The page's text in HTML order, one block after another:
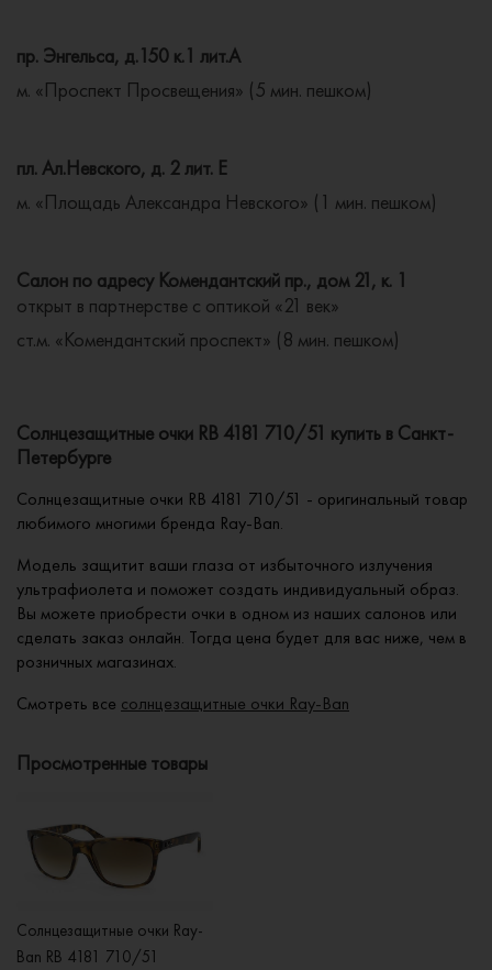
пр. Энгельса, д.150 к.1 лит.А
м. «Проспект Просвещения» (5 мин. пешком)
пл. Ал.Невского, д. 2 лит. Е
м. «Площадь Александра Невского» (1 мин. пешком)
Салон по адресу Комендантский пр., дом 21, к. 1
открыт в партнерстве с оптикой «21 век»
ст.м. «Комендантский проспект» (8 мин. пешком)
Солнцезащитные очки RB 4181 710/51 купить в Санкт-
Петербурге
Солнцезащитные очки RB 4181 710/51 - оригинальный товар
любимого многими бренда Ray-Ban.
Модель защитит ваши глаза от избыточного излучения
ультрафиолета и поможет создать индивидуальный образ.
Вы можете приобрести очки в одном из наших салонов или
сделать заказ онлайн. Тогда цена будет для вас ниже, чем в
розничных магазинах.
Смотреть все солнцезащитные очки Ray-Ban
Просмотренные товары
Солнцезащитные очки Ray-
Ban RB 4181 710/51